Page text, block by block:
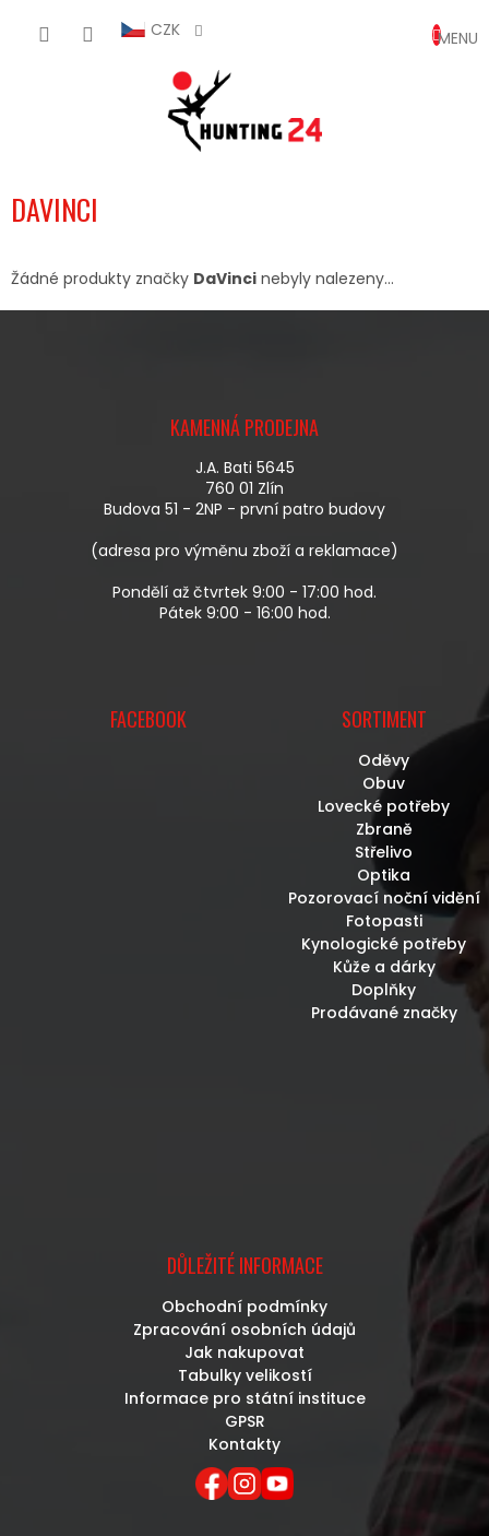
CZK
KOŠÍK
DAVINCI
Žádné produkty značky DaVinci nebyly nalezeny...
KAMENNÁ PRODEJNA
J.A. Bati 5645
760 01 Zlín
Budova 51 - 2NP - první patro budovy
(adresa pro výměnu zboží a reklamace)
Pondělí až čtvrtek 9:00 - 17:00 hod.
Pátek 9:00 - 16:00 hod.
FACEBOOK SORTIMENT
Oděvy
Obuv
Lovecké potřeby
Zbraně
Střelivo
Optika
Pozorovací noční vidění
Fotopasti
Kynologické potřeby
Kůže a dárky
Doplňky
Prodávané značky
DŮLEŽITÉ INFORMACE
Obchodní podmínky
Zpracování osobních údajů
Jak nakupovat
Tabulky velikostí
Informace pro státní instituce
GPSR
Kontakty